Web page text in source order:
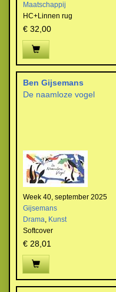
Maatschappij
HC+Linnen rug
€ 32,00
Ben Gijsemans
De naamloze vogel
Week 40, september 2025
Gijsemans
Drama, Kunst
Softcover
€ 28,01